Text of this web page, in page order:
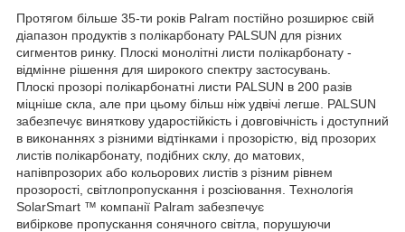
Протягом більше 35-ти років Palram постійно розширює свій
діапазон продуктів з полікарбонату PALSUN для різних
сигментов ринку. Плоскі монолітні листи полікарбонату -
відмінне рішення для широкого спектру застосувань.
Плоскі прозорі полікарбонатні листи PALSUN в 200 разів
міцніше скла, але при цьому більш ніж удвічі легше. PALSUN
забезпечує виняткову ударостійкість і довговічність і доступний
в виконаннях з різними відтінками і прозорістю, від прозорих
листів полікарбонату, подібних склу, до матових,
напівпрозорих або кольорових листів з різним рівнем
прозорості, світлопропускання і розсіювання. Технологія
SolarSmart ™ компанії Palram забезпечує
вибіркове пропускання сонячного світла, порушуючи